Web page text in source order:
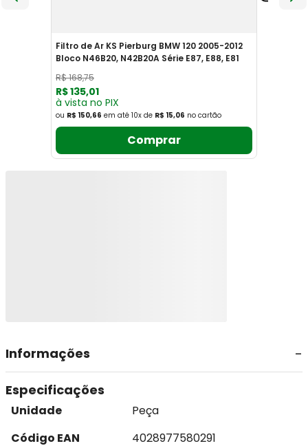
Filtro de Ar KS Pierburg BMW 120 2005-2012
Bloco N46B20, N42B20A Série E87, E88, E81
R$168,75
R$135,01
à vista no PIX
ou R$ 150,66 em até 10x de R$ 15,06 no cartão
Comprar
Informações
Especificações
Unidade
Peça
Código EAN
4028977580291